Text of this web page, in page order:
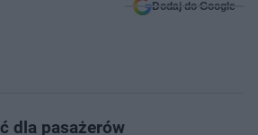
Dodaj do Google
dla pasażerów